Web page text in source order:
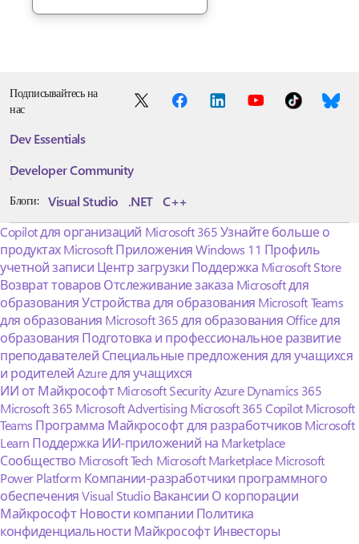
Подписывайтесь на
нас
Dev Essentials
Developer Community
Блоги: Visual Studio .NET C++
Copilot для организаций Microsoft 365Узнайте больше о
продуктах MicrosoftПриложения Windows 11 Профиль
учетной записи Центр загрузки Поддержка Microsoft Store
Возврат товаровОтслеживание заказа Microsoft для
образования Устройства для образования Microsoft Teams
для образования Microsoft 365 для образованияOffice для
образования Подготовка и профессиональное развитие
преподавателей Специальные предложения для учащихся
и родителей Azure для учащихся
ИИ от Майкрософт Microsoft SecurityAzure Dynamics 365
Microsoft 365 Microsoft Advertising Microsoft 365 Copilot Microsoft
Teams Программа Майкрософт для разработчиковMicrosoft
Learn Поддержка ИИ-приложений на Marketplace
Сообщество Microsoft Tech Microsoft Marketplace Microsoft
Power Platform Компании-разработчики программного
обеспечения Visual Studio Вакансии О корпорации
Майкрософт Новости компании Политика
конфиденциальности Майкрософт Инвесторы